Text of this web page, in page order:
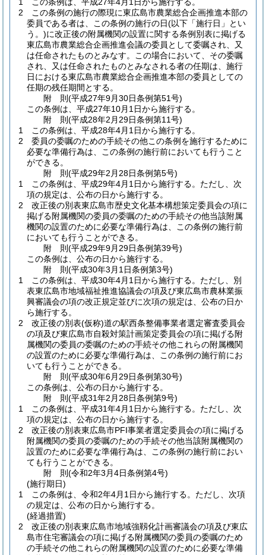
2
この条例の施行の際現に東広島市農業総合企画推進本部の
委員である者は、この条例の施行の日(以下「施行日」とい
う。)に改正後の附属機関の設置に関する条例別表に掲げる
東広島市農業総合企画推進会議の委員として委嘱され、又
は任命されたものとみなす。
この場合において、その委嘱
され、又は任命されたものとみなされる者の任期は、施行
日における東広島市農業総合企画推進本部の委員としての
任期の残任期間とする。
附 則(平成27年9月30日条例第51号)
この条例は、平成27年10月1日から施行する。
附 則(平成28年2月29日条例第11号)
1
この条例は、平成28年4月1日から施行する。
2
委員の委嘱のための手続その他この条例を施行するために
必要な準備行為は、この条例の施行前においても行うこと
ができる。
附 則(平成29年2月28日条例第5号)
1
この条例は、平成29年4月1日から施行する。 ただし、次
項の規定は、公布の日から施行する。
2
改正後の別表東広島市歴史文化基本構想策定委員会の項に
掲げる附属機関の委員の委嘱のための手続その他当該附属
機関の設置のために必要な準備行為は、この条例の施行前
においても行うことができる。
附 則(平成29年9月29日条例第39号)
この条例は、公布の日から施行する。
附 則(平成30年3月1日条例第3号)
1
この条例は、平成30年4月1日から施行する。 ただし、別
表東広島市地域福祉推進協議会の項及び東広島市農林業振
興審議会の項の改正規定並びに次項の規定は、公布の日か
ら施行する。
2
改正後の別表(仮称)道の駅西条整備事業者選定審査委員会
の項及び東広島市自殺対策計画策定委員会の項に掲げる附
属機関の委員の委嘱のための手続その他これらの附属機関
の設置のために必要な準備行為は、この条例の施行前にお
いても行うことができる。
附 則(平成30年6月29日条例第30号)
この条例は、公布の日から施行する。
附 則(平成31年2月28日条例第9号)
1
この条例は、平成31年4月1日から施行する。 ただし、次
項の規定は、公布の日から施行する。
2
改正後の別表東広島市PFI事業者選定委員会の項に掲げる
附属機関の委員の委嘱のための手続その他当該附属機関の
設置のために必要な準備行為は、この条例の施行前におい
ても行うことができる。
附 則(令和2年3月4日条例第4号)
(施行期日)
1
この条例は、令和2年4月1日から施行する。 ただし、次項
の規定は、公布の日から施行する。
(経過措置)
2
改正後の別表東広島市地域強靱化計画審議会の項及び東広
島市住宅審議会の項に掲げる附属機関の委員の委嘱のため
の手続その他これらの附属機関の設置のために必要な準備